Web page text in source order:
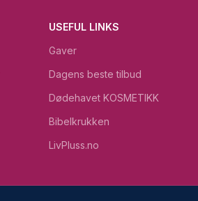
USEFUL LINKS
Gaver
Dagens beste tilbud
Dødehavet KOSMETIKK
Bibelkrukken
LivPluss.no